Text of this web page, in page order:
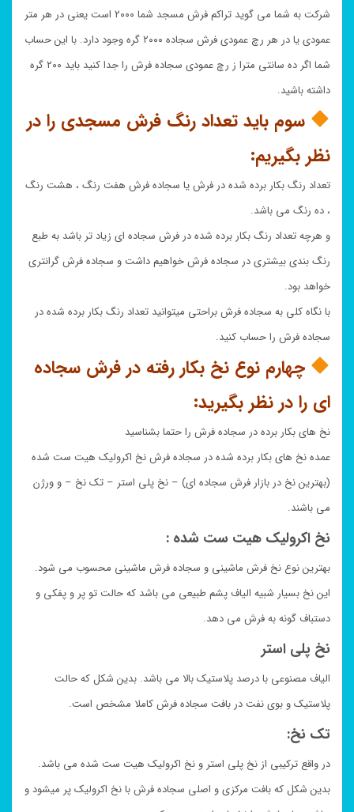
شرکت به شما می گوید تراکم فرش مسجد شما ۲۰۰۰ است یعنی در هر متر
عمودی یا در هر رچ عمودی فرش سجاده ۲۰۰۰ گره وجود دارد. با این حساب
شما اگر ده سانتی مترا ز رچ عمودی سجاده فرش را جدا کنید باید ۲۰۰ گره
داشته باشید.
سوم باید تعداد رنگ فرش مسجدی را در
نظر بگیریم:
تعداد رنگ بکار برده شده در فرش یا سجاده فرش هفت رنگ ، هشت رنگ
، ده رنگ می باشد.
و هرچه تعداد رنگ بکار برده شده در فرش سجاده ای زیاد تر باشد به طبع
رنگ بندی بیشتری در سجاده فرش خواهیم داشت و سجاده فرش گرانتری
خواهد بود.
با نگاه کلی به سجاده فرش براحتی میتوانید تعداد رنگ بکار برده شده در
سجاده فرش را حساب کنید.
چهارم نوع نخ بکار رفته در فرش سجاده
ای را در نظر بگیرید:
نخ های بکار برده در سجاده فرش را حتما بشناسید
عمده نخ های بکار برده شده در سجاده فرش نخ اکرولیک هیت ست شده
(بهترین نخ در بازار فرش سجاده ای) – نخ پلی استر – تک نخ – و ورژن
می باشند.
نخ اکرولیک هیت ست شده :
بهترین نوع نخ فرش ماشینی و سجاده فرش ماشینی محسوب می شود.
این نخ بسیار شبیه الیاف پشم طبیعی می باشد که حالت تو پر و پفکی و
دستباف گونه به فرش می دهد.
نخ پلی استر
الیاف مصنوعی با درصد پلاستیک بالا می باشد. بدین شکل که حالت
پلاستیک و بوی نفت در بافت سجاده فرش کاملا مشخص است.
تک نخ:
در واقع ترکیبی از نخ پلی استر و نخ اکرولیک هیت ست شده می باشد.
بدین شکل که بافت مرکزی و اصلی سجاده فرش با نخ اکرولیک پر میشود و